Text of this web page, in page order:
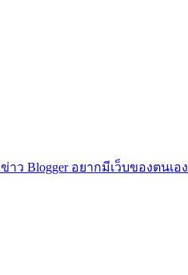
ว Blogger อยากมีเว็บของตนเอง